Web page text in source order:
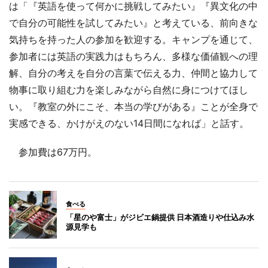
は「『英語を使って何かに挑戦してみたい』『異文化の中
で自分の可能性を試してみたい』と考えている、前向きな
気持ちを持った人の参加を歓迎する。キャンプを通じて、
参加者には英語の実践力はもちろん、多様な価値観への理
解、自分の考えを自分の言葉で伝える力、仲間と協力して
物事に取り組む力を楽しみながら自然に身につけてほし
い。『教室の外にこそ、本当の学びがある』ことが全身で
実感できる、かけがえのない14日間になれば」と話す。
参加費は67万円。
食べる
「星のや富士」がジビエ鍋提供 日本酒造りや仕込み水
源見学も